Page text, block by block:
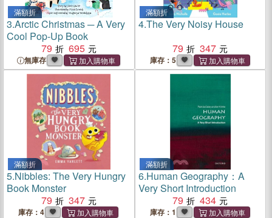
滿額折
3.Arctic Christmas ─ A Very
Cool Pop-Up Book
79
695
無庫存
滿額折
4.The Very Noisy House
79
347
庫存：5
滿額折
5.Nibbles: The Very Hungry
Book Monster
79
347
庫存：4
滿額折
6.Human Geography：A
Very Short Introduction
79
434
庫存：1